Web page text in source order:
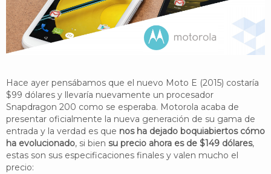
Hace ayer pensábamos que el nuevo Moto E (2015) costaría
$99 dólares y llevaría nuevamente un procesador
Snapdragon 200 como se esperaba. Motorola acaba de
presentar oficialmente la nueva generación de su gama de
entrada y la verdad es que nos ha dejado boquiabiertos cómo
ha evolucionado, si bien su precio ahora es de $149 dólares,
estas son sus especificaciones finales y valen mucho el
precio:
YouTube
Twitter
Foro